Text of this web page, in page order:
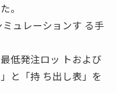
。
ュレーションす る手
低発注ロッ トおよび
と「持 ち出し表」を